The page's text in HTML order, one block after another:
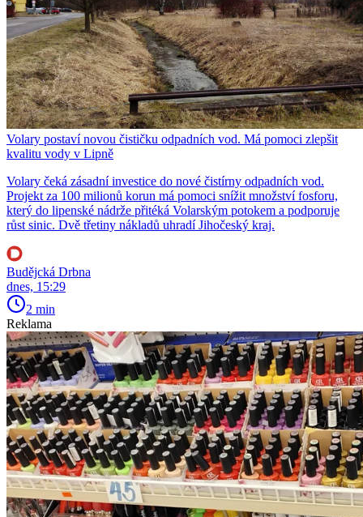
Volary postaví novou čističku odpadních vod. Má pomoci zlepšit
kvalitu vody v Lipně
Volary čeká zásadní investice do nové čistírny odpadních vod.
Projekt za 100 milionů korun má pomoci snížit množství fosforu,
který do lipenské nádrže přitéká Volarským potokem a podporuje
růst sinic. Dvě třetiny nákladů uhradí Jihočeský kraj.
Budějcká Drbna
dnes, 15:29
2 min
Reklama